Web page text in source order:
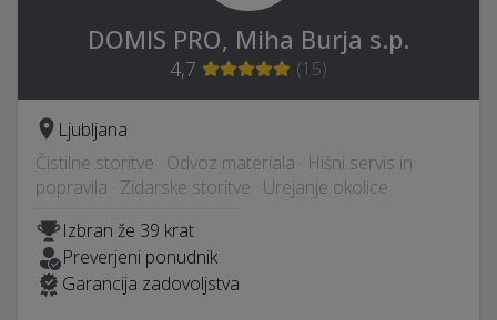
DOMIS PRO, Miha Burja s.p.
4,7 (15)
Ljubljana
Čistilne storitve · Odvoz materiala · Hišni servis in
popravila · Zidarske storitve · Urejanje okolice
Izbran že 39 krat
Preverjeni ponudnik
Garancija zadovoljstva